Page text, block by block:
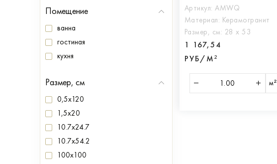
Помещение
ванна
гостиная
кухня
Размер, см
0,5x120
1,5x20
10.7x24.7
10.7x54.2
100x100
Артикул: AMWQ
Материал: Керамогранит
Размер, см: 28 х 53
1 167,54
РУБ/М²
м²